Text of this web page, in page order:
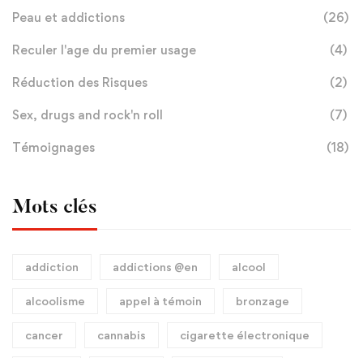
Peau et addictions (26)
Reculer l'age du premier usage (4)
Réduction des Risques (2)
Sex, drugs and rock'n roll (7)
Témoignages (18)
Mots clés
addiction addictions @en alcool
alcoolisme appel à témoin bronzage
cancer cannabis cigarette électronique